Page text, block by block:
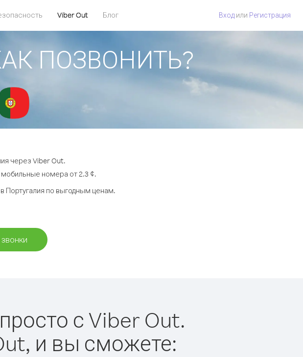
Viber Out Блог Вход или Регистрация
ПОЗВОНИТЬ?
через Viber Out.
мобильные номера от 2.3 ¢.
Португалия по выгодным ценам.
с Viber Out.
и вы сможете: